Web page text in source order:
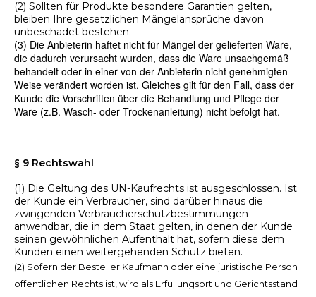
(2) Sollten für Produkte besondere Garantien gelten,
bleiben Ihre gesetzlichen Mängelansprüche davon
unbeschadet bestehen.
(3) Die Anbieterin haftet nicht für Mängel der gelieferten Ware,
die dadurch verursacht wurden, dass die Ware unsachgemäß
behandelt oder in einer von der Anbieterin nicht genehmigten
Weise verändert worden ist. Gleiches gilt für den Fall, dass der
Kunde die Vorschriften über die Behandlung und Pflege der
Ware (z.B. Wasch- oder Trockenanleitung) nicht befolgt hat.
§ 9 Rechtswahl
(1) Die Geltung des UN-Kaufrechts ist ausgeschlossen. Ist
der Kunde ein Verbraucher, sind darüber hinaus die
zwingenden Verbraucherschutzbestimmungen
anwendbar, die in dem Staat gelten, in denen der Kunde
seinen gewöhnlichen Aufenthalt hat, sofern diese dem
Kunden einen weitergehenden Schutz bieten.
(2) Sofern der Besteller Kaufmann oder eine juristische Person
öffentlichen Rechts ist, wird als Erfüllungsort und Gerichtsstand